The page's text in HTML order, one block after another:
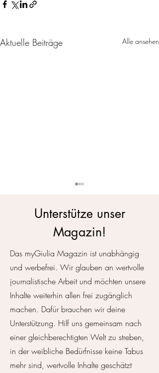
Aktuelle Beiträge Alle ansehen
Unterstütze unser
Magazin!
Das myGiulia Magazin ist unabhängig
und werbefrei. Wir glauben an wertvolle
journalistische Arbeit und möchten unsere
Inhalte weiterhin allen frei zugänglich
machen. Dafür brauchen wir deine
Unterstützung. Hilf uns gemeinsam nach
einer gleichberechtigten Welt zu streben,
in der weibliche Bedürfnisse keine Tabus
mehr sind, wertvolle Inhalte geschätzt